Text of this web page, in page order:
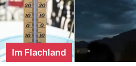
Im Flachland